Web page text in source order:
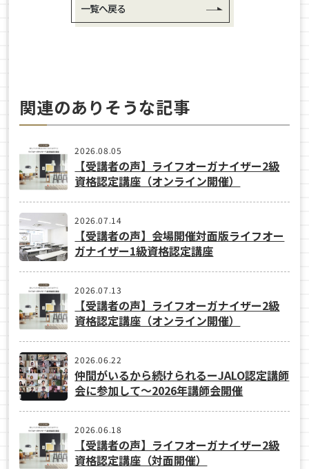
一覧へ戻る
関連のありそうな記事
2026.08.05
【受講者の声】ライフオーガナイザー2級
資格認定講座（オンライン開催）
2026.07.14
【受講者の声】会場開催対面版ライフオー
ガナイザー1級資格認定講座
2026.07.13
【受講者の声】ライフオーガナイザー2級
資格認定講座（オンライン開催）
2026.06.22
仲間がいるから続けられるーJALO認定講師
会に参加して～2026年講師会開催
2026.06.18
【受講者の声】ライフオーガナイザー2級
資格認定講座（対面開催）